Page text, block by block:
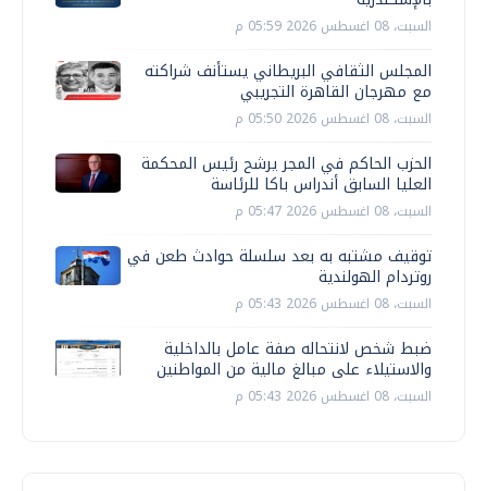
السبت، 08 اغسطس 2026 05:59 م
المجلس الثقافي البريطاني يستأنف شراكته
مع مهرجان القاهرة التجريبي
السبت، 08 اغسطس 2026 05:50 م
الحزب الحاكم في المجر يرشح رئيس المحكمة
العليا السابق أندراس باكا للرئاسة
السبت، 08 اغسطس 2026 05:47 م
توقيف مشتبه به بعد سلسلة حوادث طعن في
روتردام الهولندية
السبت، 08 اغسطس 2026 05:43 م
ضبط شخص لانتحاله صفة عامل بالداخلية
والاستيلاء على مبالغ مالية من المواطنين
السبت، 08 اغسطس 2026 05:43 م